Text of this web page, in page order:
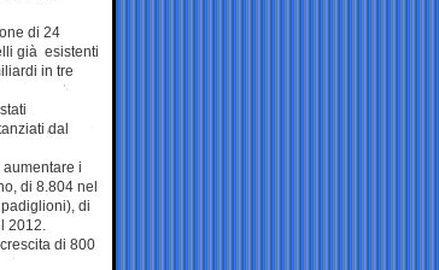
di 24
già esistenti
in tre
dal
aumentare i
di 8.804 nel
di
2012.
di 800